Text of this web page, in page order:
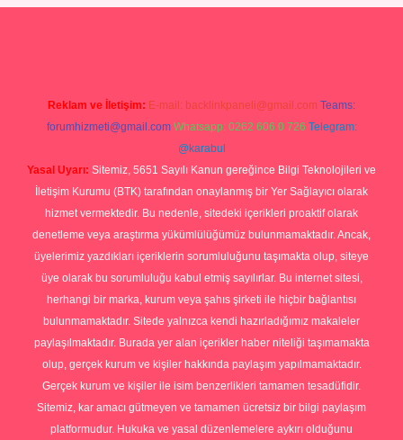
Reklam ve İletişim: E-mail: backlinkpaneli@gmail.com Teams:
forumhizmeti@gmail.com Whatsapp: 0262 606 0 726 Telegram:
@karabul
Yasal Uyarı: Sitemiz, 5651 Sayılı Kanun gereğince Bilgi Teknolojileri ve
İletişim Kurumu (BTK) tarafından onaylanmış bir Yer Sağlayıcı olarak
hizmet vermektedir. Bu nedenle, sitedeki içerikleri proaktif olarak
denetleme veya araştırma yükümlülüğümüz bulunmamaktadır. Ancak,
üyelerimiz yazdıkları içeriklerin sorumluluğunu taşımakta olup, siteye
üye olarak bu sorumluluğu kabul etmiş sayılırlar. Bu internet sitesi,
herhangi bir marka, kurum veya şahıs şirketi ile hiçbir bağlantısı
bulunmamaktadır. Sitede yalnızca kendi hazırladığımız makaleler
paylaşılmaktadır. Burada yer alan içerikler haber niteliği taşımamakta
olup, gerçek kurum ve kişiler hakkında paylaşım yapılmamaktadır.
Gerçek kurum ve kişiler ile isim benzerlikleri tamamen tesadüfidir.
Sitemiz, kar amacı gütmeyen ve tamamen ücretsiz bir bilgi paylaşım
platformudur. Hukuka ve yasal düzenlemelere aykırı olduğunu